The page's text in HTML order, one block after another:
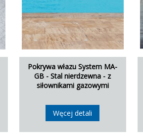
Pokrywa włazu System MA-
GB - Stal nierdzewna - z
siłownikami gazowymi
Węcej detali